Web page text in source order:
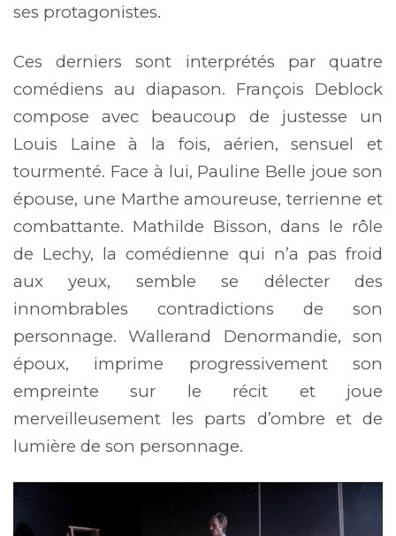
ses protagonistes.
Ces derniers sont interprétés par quatre
comédiens au diapason. François Deblock
compose avec beaucoup de justesse un
Louis Laine à la fois, aérien, sensuel et
tourmenté. Face à lui, Pauline Belle joue son
épouse, une Marthe amoureuse, terrienne et
combattante. Mathilde Bisson, dans le rôle
de Lechy, la comédienne qui n’a pas froid
aux yeux, semble se délecter des
innombrables contradictions de son
personnage. Wallerand Denormandie, son
époux, imprime progressivement son
empreinte sur le récit et joue
merveilleusement les parts d’ombre et de
lumière de son personnage.